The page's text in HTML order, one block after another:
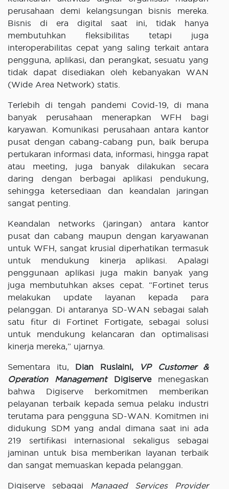
perusahaan demi kelangsungan bisnis mereka.
Bisnis di era digital saat ini, tidak hanya
membutuhkan fleksibilitas tetapi juga
interoperabilitas cepat yang saling terkait antara
pengguna, aplikasi, dan perangkat, sesuatu yang
tidak dapat disediakan oleh kebanyakan WAN
(Wide Area Network) statis.
Terlebih di tengah pandemi Covid-19, di mana
banyak perusahaan menerapkan WFH bagi
karyawan. Komunikasi perusahaan antara kantor
pusat dengan cabang-cabang pun, baik berupa
pertukaran informasi data, informasi, hingga rapat
atau meeting, juga banyak dilakukan secara
daring dengan berbagai aplikasi pendukung,
sehingga ketersediaan dan keandalan jaringan
sangat penting.
Keandalan networks (jaringan) antara kantor
pusat dan cabang maupun dengan karyawanan
untuk WFH, sangat krusial diperhatikan termasuk
untuk mendukung kinerja aplikasi. Apalagi
penggunaan aplikasi juga makin banyak yang
juga membutuhkan akses cepat. “Fortinet terus
melakukan update layanan kepada para
pelanggan. Di antaranya SD-WAN sebagai salah
satu fitur di Fortinet Fortigate, sebagai solusi
untuk mendukung kelancaran dan optimalisasi
kinerja mereka,” ujarnya.
Sementara itu, Dian Ruslaini,
VP Customer &
Operation ManagementDigiservemenegaskan
bahwa Digiserve berkomitmen memberikan
pelayanan terbaik kepada semua pelaku industri
terutama para pengguna SD-WAN. Komitmen ini
didukung SDM yang andal dimana saat ini ada
219 sertifikasi internasional sekaligus sebagai
jaminan untuk bisa memberikan layanan terbaik
dan sangat memuaskan kepada pelanggan.
Digiserve sebagai
Managed Services Provider